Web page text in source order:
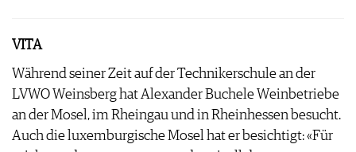
VITA
Während seiner Zeit auf der Technikerschule an der
LVWO Weinsberg hat Alexander Buchele Weinbetriebe
an der Mosel, im Rheingau und in Rheinhessen besucht.
Auch die luxemburgische Mosel hat er besichtigt: «Für